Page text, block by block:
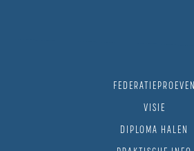
FEDERATIEPROEVEN
VISIE
DIPLOMA HALEN